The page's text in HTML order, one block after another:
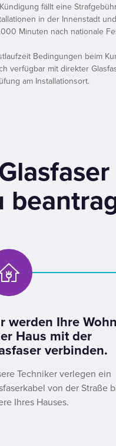
fällt eine
in der Innenstadt
Minuten nach nationale
Bedingungen beim
verfügbar mit direkter
am Installationsort.
werden Ihre
Haus mit der
verbinden.
Techniker verlegen ein
von der Straße
Ihres Hauses.